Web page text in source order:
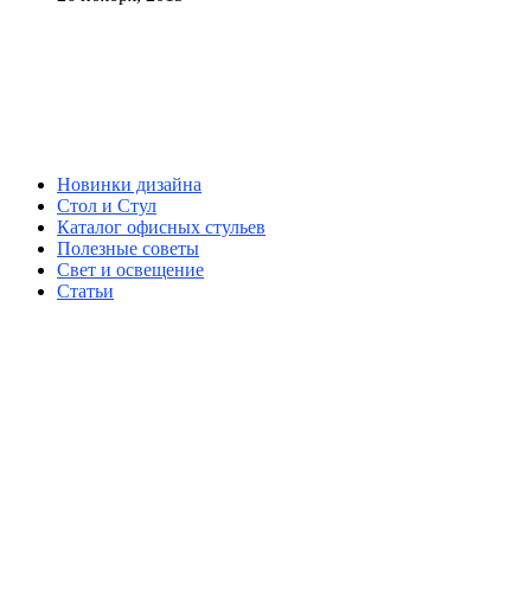
Новинки дизайна
Стол и Стул
Каталог офисных стульев
Полезные советы
Свет и освещение
Статьи